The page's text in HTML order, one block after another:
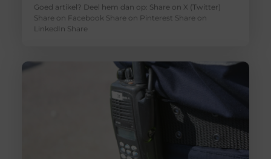
Goed artikel? Deel hem dan op: Share on X (Twitter)
Share on Facebook Share on Pinterest Share on
LinkedIn Share